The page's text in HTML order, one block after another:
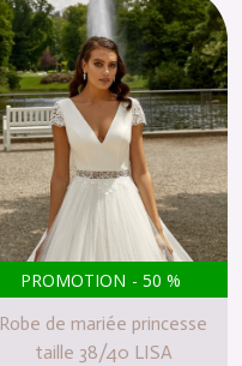
PROMOTION - 50 %
Robe de mariée princesse
taille 38/40 LISA